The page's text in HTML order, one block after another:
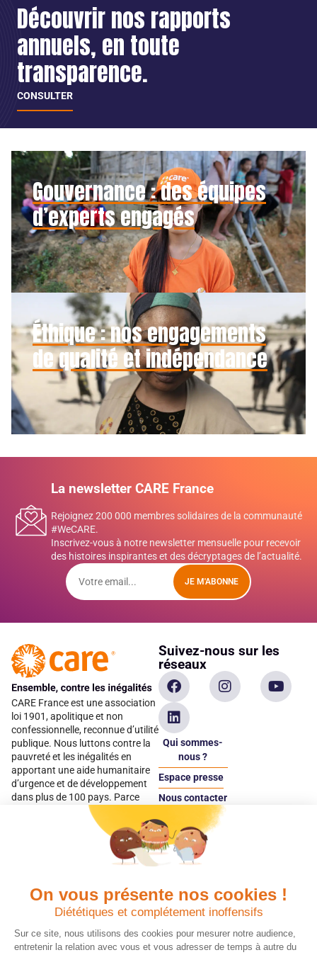
On vous présente nos cookies !
Diététiques et complétement inoffensifs
Sur ce site, nous utilisons des cookies pour mesurer notre audience,
entretenir la relation avec vous et vous adresser de temps à autre du
Découvrir nos rapports
annuels, en toute
transparence.
CONSULTER
Gouvernance : des équipes
d’experts engagés
Éthique : nos engagements
de qualité et indépendance
La newsletter CARE France
Rejoignez 200 000 membres solidaires de la communauté
#WeCARE.
Inscrivez-vous à notre newsletter mensuelle pour recevoir
des histoires inspirantes et des décryptages de l’actualité.
JE M'ABONNE
CARE France est une association
loi 1901, apolitique et non
confessionnelle, reconnue d’utilité
publique. Nous luttons contre la
pauvreté et les inégalités en
apportant une aide humanitaire
d’urgence et de développement
dans plus de 100 pays. Parce
qu’elles sont les premières
victimes des inégalités, CARE met
les femmes et les filles au cœur
Suivez-nous sur les
réseaux
Qui sommes-
nous ?
Espace presse
Nous contacter
Espace
donateur
Quels avantages fiscaux ?
Chaque don effectué à une
association reconnue d’utilité
publique comme CARE, est
Donner en confiance
Vos dons sont
déductibles à 75 % de
vos impôts. Depuis